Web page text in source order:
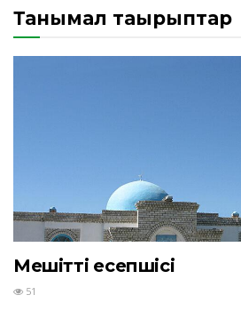
Танымал тақырыптар
Мешіттің есепшісі
51